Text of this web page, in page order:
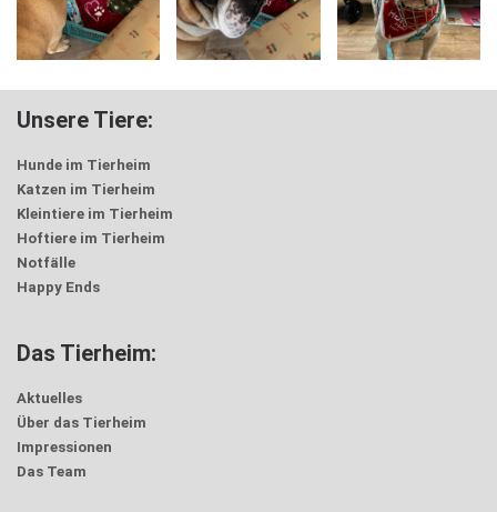
Unsere Tiere:
Hunde im Tierheim
Katzen im Tierheim
Kleintiere im Tierheim
Hoftiere im Tierheim
Notfälle
Happy Ends
Das Tierheim:
Aktuelles
Über das Tierheim
Impressionen
Das Team